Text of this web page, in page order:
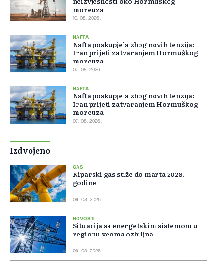
moreuza
10. 08. 2026.
NAFTA
Nafta poskupjela zbog novih tenzija:
Iran prijeti zatvaranjem Hormuškog
moreuza
07. 08. 2026.
NAFTA
Nafta poskupjela zbog novih tenzija:
Iran prijeti zatvaranjem Hormuškog
moreuza
07. 08. 2026.
Izdvojeno
GAS
Kiparski gas stiže do marta 2028.
godine
09. 08. 2026.
NOVOSTI
Situacija sa energetskim sistemom u
regionu veoma ozbiljna
09. 08. 2026.